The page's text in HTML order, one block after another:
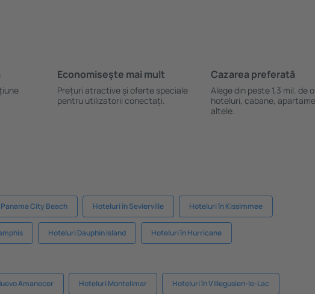
Economiseşte mai mult
Prețuri atractive și oferte speciale
pentru utilizatorii conectați.
Cazarea preferată
Alege din peste 1,3 mil. de
hoteluri, cabane,
altele.
City Beach Hoteluri în Sevierville Hoteluri în Kissimmee
Hoteluri Dauphin Island Hoteluri în Hurricane
Amanecer Hoteluri Montelimar Hoteluri în Villegusien-le-Lac